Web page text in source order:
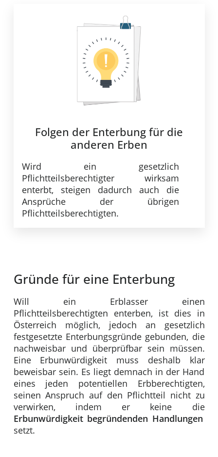
Folgen der Enterbung für die
anderen Erben
Wird ein gesetzlich
Pflichtteilsberechtigter wirksam
enterbt, steigen dadurch auch die
Ansprüche der übrigen
Pflichtteilsberechtigten.
Gründe für eine Enterbung
Will ein Erblasser einen
Pflichtteilsberechtigten enterben, ist dies in
Österreich möglich, jedoch an gesetzlich
festgesetzte Enterbungsgründe gebunden, die
nachweisbar und überprüfbar sein müssen.
Eine Erbunwürdigkeit muss deshalb klar
beweisbar sein. Es liegt demnach in der Hand
eines jeden potentiellen Erbberechtigten,
seinen Anspruch auf den Pflichtteil nicht zu
verwirken, indem er keine die
Erbunwürdigkeit begründenden Handlungen
setzt.